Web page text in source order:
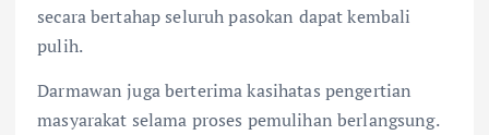
secara bertahap seluruh pasokan dapat kembali
pulih.
Darmawan juga berterima kasihatas pengertian
masyarakat selama proses pemulihan berlangsung.